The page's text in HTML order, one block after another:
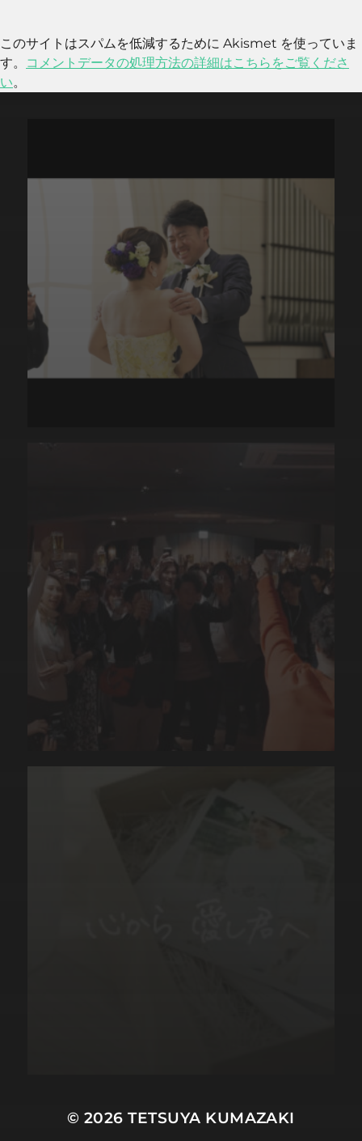
このサイトはスパムを低減するために Akismet を使っていま
す。
コメントデータの処理方法の詳細はこちらをご覧くださ
い。
© 2026TETSUYA KUMAZAKI